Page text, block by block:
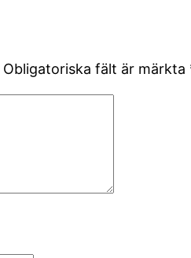
Obligatoriska fält är märkta